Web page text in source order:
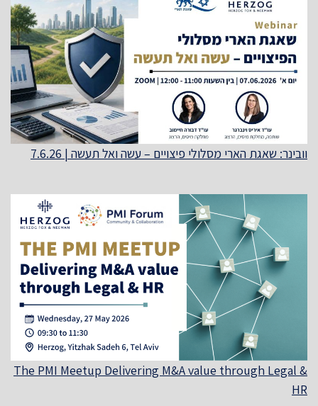
וובינר: שאגת הארי מסלולי פיצויים – עשה ואל תעשה | 7.6.26
The PMI Meetup Delivering M&A value through Legal &
HR